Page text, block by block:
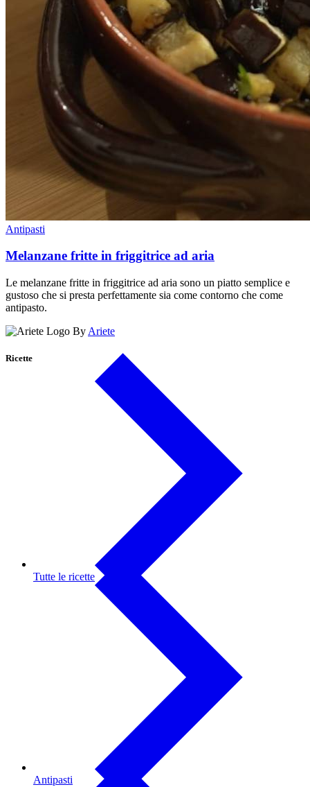
Antipasti
Melanzane fritte in friggitrice ad aria
Le melanzane fritte in friggitrice ad aria sono un piatto semplice e
gustoso che si presta perfettamente sia come contorno che come
antipasto.
By Ariete
Ricette
Tutte le ricette
Antipasti